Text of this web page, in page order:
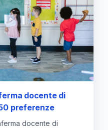
docente di
preferenze
docente di